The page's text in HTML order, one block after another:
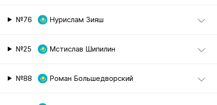
№76 Нурислам Зияш
№25 Мстислав Шипилин
№88 Роман Большедворский